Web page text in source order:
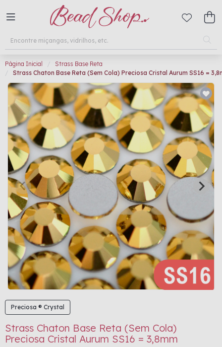
Página Inicial
Strass Base Reta
Strass Chaton Base Reta (Sem Cola) Preciosa Cristal Aurum SS16 =
Preciosa ® Crystal
Strass Chaton Base Reta (Sem Cola)
Preciosa Cristal Aurum SS16 = 3,8mm